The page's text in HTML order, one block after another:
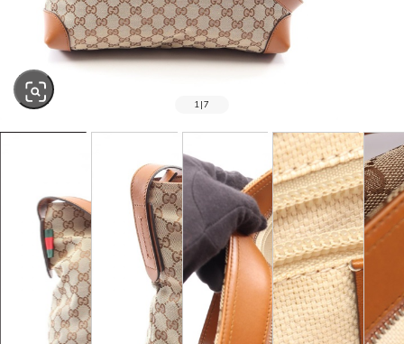
SOLD OUT
1 |7